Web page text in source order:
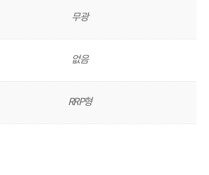
무광
없음
RRP형